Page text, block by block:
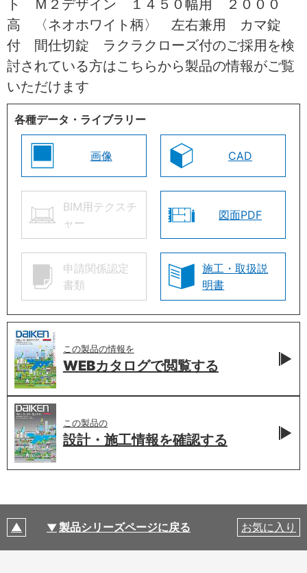
ト Ｍ２デザイン １４５０幅用 ２０００
高 〈ネオホワイト柄〉 左右兼用 カマ錠
付 間仕切錠 ラクラクローズ付のご採用を検
討されている方はこちらから製品の情報がご覧
いただけます
各種データ・ライブラリー
画像 CAD
BIM用テクスチ
ャー
図面PDF
申請関係認定
書類
施工・取扱説
明書
この製品の情報を
WEBカタログで閲覧する
この製品の
設計・施工情報を確認する
製品シリーズページに戻る お気に入り